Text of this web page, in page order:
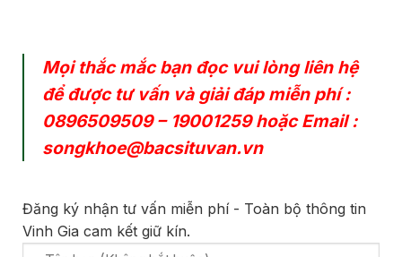
Mọi thắc mắc bạn đọc vui lòng liên hệ
để được tư vấn và giải đáp miễn phí :
0896509509– 19001259hoặc Email :
songkhoe@bacsituvan.vn
Đăng ký nhận tư vấn miễn phí - Toàn bộ thông tin
Vinh Gia cam kết giữ kín.